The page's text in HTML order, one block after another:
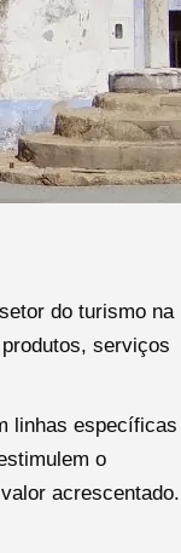
do turismo na
serviços
linhas específicas
o
acrescentado.